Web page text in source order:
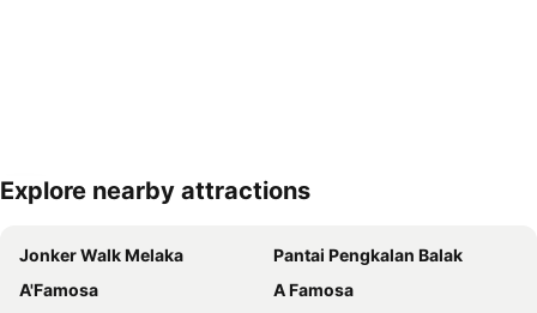
Kembangkan peta
Explore nearby attractions
Jonker Walk Melaka
Pantai Pengkalan Balak
A'Famosa
A Famosa